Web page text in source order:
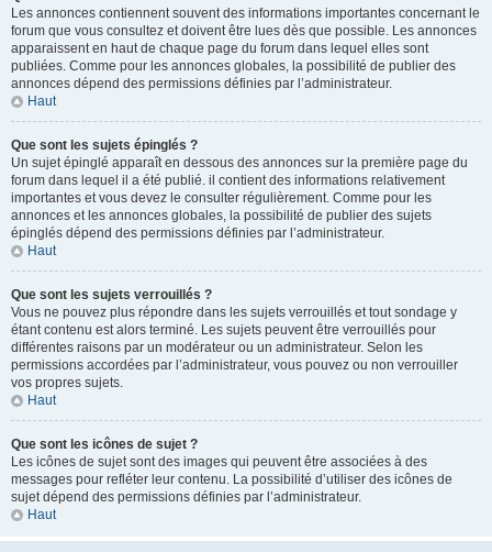
Les annonces contiennent souvent des informations importantes concernant le
forum que vous consultez et doivent être lues dès que possible. Les annonces
apparaissent en haut de chaque page du forum dans lequel elles sont
publiées. Comme pour les annonces globales, la possibilité de publier des
annonces dépend des permissions définies par l’administrateur.
Haut
Que sont les sujets épinglés ?
Un sujet épinglé apparaît en dessous des annonces sur la première page du
forum dans lequel il a été publié. il contient des informations relativement
importantes et vous devez le consulter régulièrement. Comme pour les
annonces et les annonces globales, la possibilité de publier des sujets
épinglés dépend des permissions définies par l’administrateur.
Haut
Que sont les sujets verrouillés ?
Vous ne pouvez plus répondre dans les sujets verrouillés et tout sondage y
étant contenu est alors terminé. Les sujets peuvent être verrouillés pour
différentes raisons par un modérateur ou un administrateur. Selon les
permissions accordées par l’administrateur, vous pouvez ou non verrouiller
vos propres sujets.
Haut
Que sont les icônes de sujet ?
Les icônes de sujet sont des images qui peuvent être associées à des
messages pour refléter leur contenu. La possibilité d’utiliser des icônes de
sujet dépend des permissions définies par l’administrateur.
Haut